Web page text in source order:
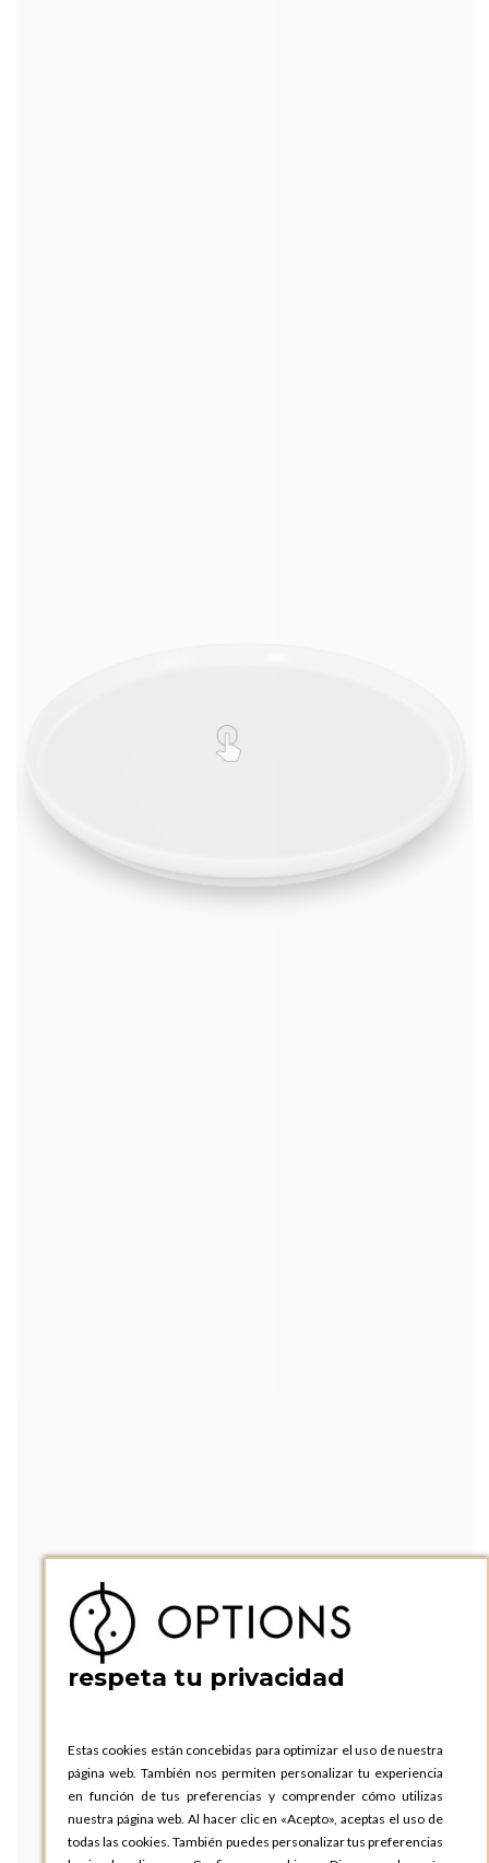
respeta tu privacidad
Estas cookies están concebidas para optimizar el uso de nuestra
página web. También nos permiten personalizar tu experiencia
en función de tus preferencias y comprender cómo utilizas
nuestra página web. Al hacer clic en «Acepto», aceptas el uso de
todas las cookies. También puedes personalizar tus preferencias